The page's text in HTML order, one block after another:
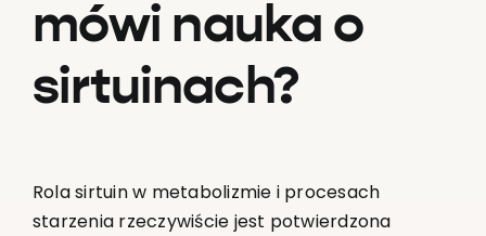
mówi nauka o
sirtuinach?
Rola sirtuin w metabolizmie i procesach
starzenia rzeczywiście jest potwierdzona